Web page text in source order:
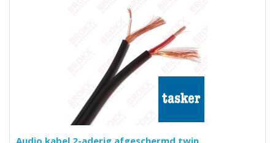
Audio kabel 2-aderig afgeschermd twin